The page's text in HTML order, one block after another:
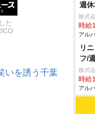
た
いを誘う千葉
週
株式
時給
アル
リ
フ/
株式
時給
アル